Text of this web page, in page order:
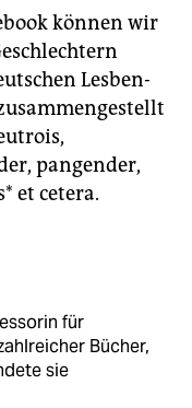
können wir
Lesben-
pangender,
et cetera.
für
Bücher,
sie